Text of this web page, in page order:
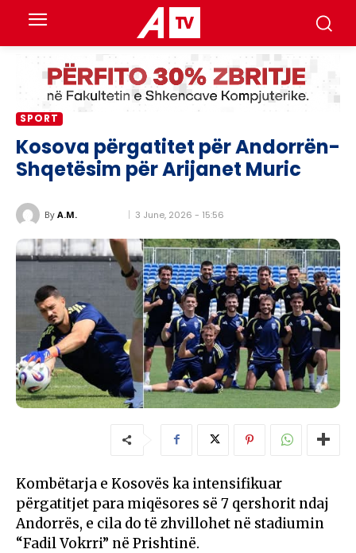
SPORT
Kosova përgatitet për Andorrën-
Shqetësim për Arijanet Muric
By A.M. 3 June, 2026 - 15:56
Kombëtarja e Kosovës ka intensifikuar
përgatitjet para miqësores së 7 qershorit ndaj
Andorrës, e cila do të zhvillohet në stadiumin
“Fadil Vokrri” në Prishtinë.